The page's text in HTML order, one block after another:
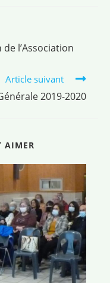
l’Association
Article suivant
2019-2020
AIMER